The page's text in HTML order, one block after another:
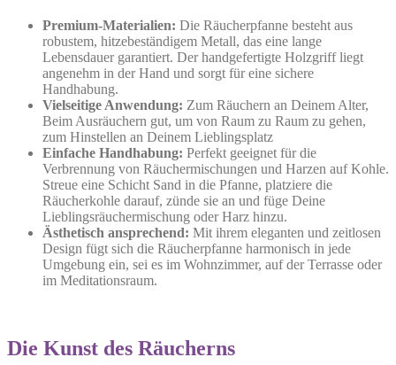
Premium-Materialien: Die Räucherpfanne besteht aus
robustem, hitzebeständigem Metall, das eine lange
Lebensdauer garantiert. Der handgefertigte Holzgriff liegt
angenehm in der Hand und sorgt für eine sichere
Handhabung.
Vielseitige Anwendung: Zum Räuchern an Deinem Alter,
Beim Ausräuchern gut, um von Raum zu Raum zu gehen,
zum Hinstellen an Deinem Lieblingsplatz
Einfache Handhabung: Perfekt geeignet für die
Verbrennung von Räuchermischungen und Harzen auf Kohle.
Streue eine Schicht Sand in die Pfanne, platziere die
Räucherkohle darauf, zünde sie an und füge Deine
Lieblingsräuchermischung oder Harz hinzu.
Ästhetisch ansprechend: Mit ihrem eleganten und zeitlosen
Design fügt sich die Räucherpfanne harmonisch in jede
Umgebung ein, sei es im Wohnzimmer, auf der Terrasse oder
im Meditationsraum.
Die Kunst des Räucherns